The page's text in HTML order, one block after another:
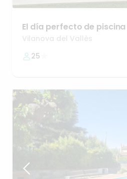
El día perfecto de piscina
Vilanova del Vallès
25